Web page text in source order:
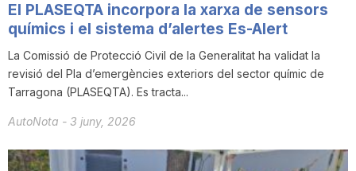
t
a
t
El PLASEQTA incorpora la xarxa de sensors
químics i el sistema d’alertes Es-Alert
La Comissió de Protecció Civil de la Generalitat ha validat la
revisió del Pla d’emergències exteriors del sector químic de
Tarragona (PLASEQTA). Es tracta...
AutoNota - 3 juny, 2026